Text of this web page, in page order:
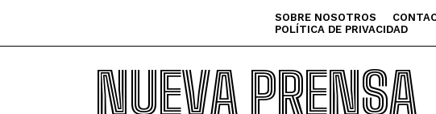
SOBRE NOSOTROS
POLÍTICA DE PRIVACIDAD
NUEVA PRENSA